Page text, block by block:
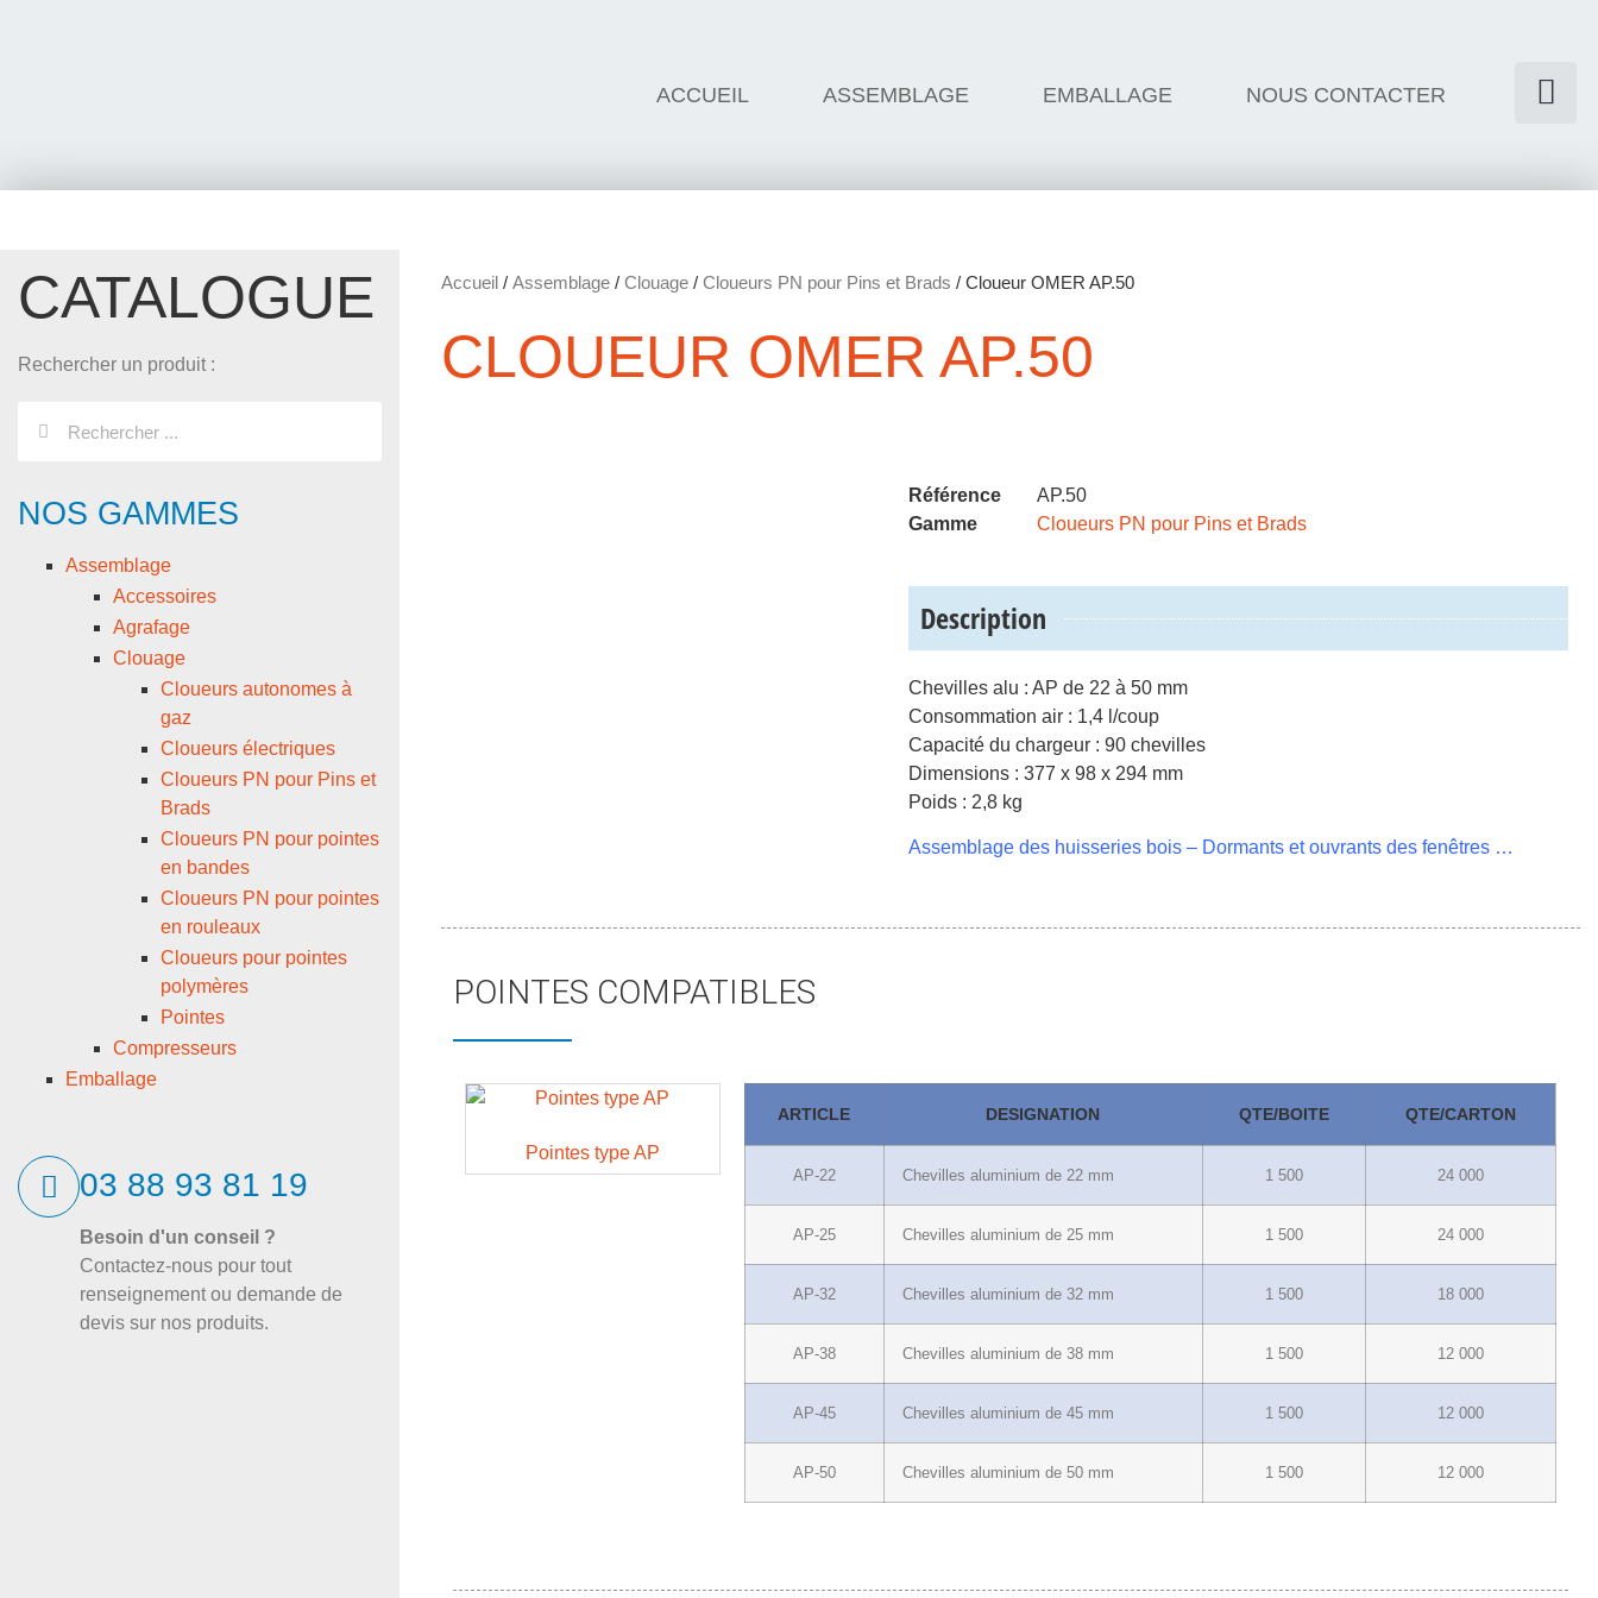
ACCUEIL ASSEMBLAGE EMBALLAGE NOUS CONTACTER
CATALOGUE
Rechercher un produit :
NOS GAMMES
Assemblage
Accessoires
Agrafage
Clouage
Cloueurs autonomes à
gaz
Cloueurs électriques
Cloueurs PN pour Pins et
Brads
Cloueurs PN pour pointes
en bandes
Cloueurs PN pour pointes
en rouleaux
Cloueurs pour pointes
polymères
Pointes
Compresseurs
Emballage
03 88 93 81 19
Besoin d'un conseil ?
Contactez-nous pour tout
renseignement ou demande de
devis sur nos produits.
Accueil / Assemblage / Clouage / Cloueurs PN pour Pins et Brads / Cloueur OMER AP.50
CLOUEUR OMER AP.50
Référence
AP.50
Gamme
Cloueurs PN pour Pins et Brads
Description
Chevilles alu : AP de 22 à 50 mm
Consommation air : 1,4 l/coup
Capacité du chargeur : 90 chevilles
Dimensions : 377 x 98 x 294 mm
Poids : 2,8 kg
Assemblage des huisseries bois – Dormants et ouvrants des fenêtres …
POINTES COMPATIBLES
Pointes type AP
ARTICLE DESIGNATION QTE/BOITE QTE/CARTON
AP-22 Chevilles aluminium de 22 mm 1 500 24 000
AP-25 Chevilles aluminium de 25 mm 1 500 24 000
AP-32 Chevilles aluminium de 32 mm 1 500 18 000
AP-38 Chevilles aluminium de 38 mm 1 500 12 000
AP-45 Chevilles aluminium de 45 mm 1 500 12 000
AP-50 Chevilles aluminium de 50 mm 1 500 12 000